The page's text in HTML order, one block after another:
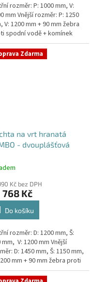
rozměr: P: 1000 mm, V:
mm Vnější rozměr: P: 1250
V: 1200 mm + 90 mm žebra
spodní vodě + komínek
vodoměrná šachta
do míst...
Zdarma
na vrt hranatá
- dvouplášťová
Kč bez DPH
768 Kč
Do košíku
rozměr: D: 1200 mm, Š:
mm, V: 1200 mm Vnější
D: 1450 mm, Š: 1150 mm,
mm + 90 mm žebra proti
vodě + komínek